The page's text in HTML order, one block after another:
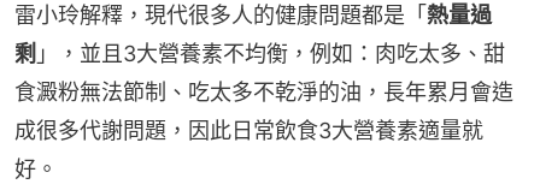
雷小玲解釋，現代很多人的健康問題都是「 熱量過
剩 」，並且3大營養素不均衡，例如：肉吃太多、甜
食澱粉無法節制、吃太多不乾淨的油，長年累月會造
成很多代謝問題，因此日常飲食3大營養素適量就
好。